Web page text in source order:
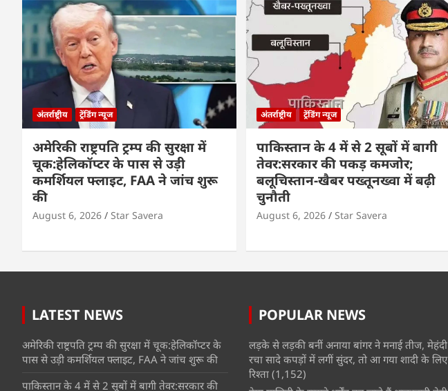
अंतर्राष्ट्रीय ट्रेंडिंग न्यूज
अमेरिकी राष्ट्रपति ट्रम्प की सुरक्षा में
चूक:हेलिकॉप्टर के पास से उड़ी
कमर्शियल फ्लाइट, FAA ने जांच शुरू
की
August 6, 2026 Star Savera
अंतर्राष्ट्रीय ट्रेंडिंग न्यूज
पाकिस्तान के 4 में से 2 सूबों में बागी
तेवर:सरकार की पकड़ कमजोर;
बलूचिस्तान-खैबर पख्तूनख्वा में बढ़ी
चुनौती
August 6, 2026 Star Savera
LATEST NEWS
अमेरिकी राष्ट्रपति ट्रम्प की सुरक्षा में चूक:हेलिकॉप्टर के
पास से उड़ी कमर्शियल फ्लाइट, FAA ने जांच शुरू की
पाकिस्तान के 4 में से 2 सूबों में बागी तेवर:सरकार की
POPULAR NEWS
लड़के से लड़की बनीं अनाया बांगर ने मनाई तीज, मेहंदी
रचा सादे कपड़ों में लगीं सुंदर, तो आ गया शादी के लिए
रिश्ता (1,152)